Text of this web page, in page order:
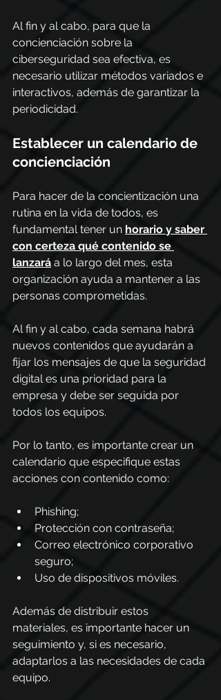
Al fin y al cabo, para que la
concienciación sobre la
ciberseguridad sea efectiva, es
necesario utilizar métodos variados e
interactivos, además de garantizar la
periodicidad.
Establecer un calendario de
concienciación
Para hacer de la concientización una
rutina en la vida de todos, es
fundamental tener un horario y saber
con certeza qué contenido se
lanzará a lo largo del mes, esta
organización ayuda a mantener a las
personas comprometidas.
Al fin y al cabo, cada semana habrá
nuevos contenidos que ayudarán a
fijar los mensajes de que la seguridad
digital es una prioridad para la
empresa y debe ser seguida por
todos los equipos.
Por lo tanto, es importante crear un
calendario que especifique estas
acciones con contenido como:
Phishing;
Protección con contraseña;
Correo electrónico corporativo
seguro;
Uso de dispositivos móviles.
Además de distribuir estos
materiales, es importante hacer un
seguimiento y, si es necesario,
adaptarlos a las necesidades de cada
equipo.